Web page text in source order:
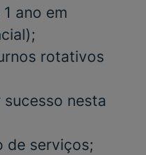
ano em
;
rotativos
nesta
de serviços;